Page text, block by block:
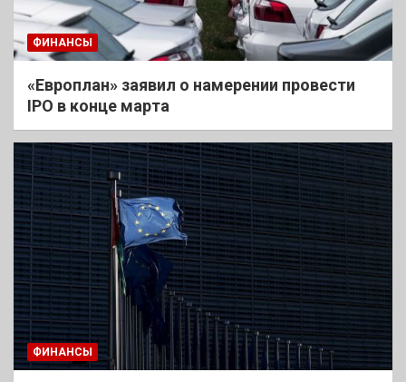
ФИНАНСЫ
«Европлан» заявил о намерении провести
IPO в конце марта
ФИНАНСЫ